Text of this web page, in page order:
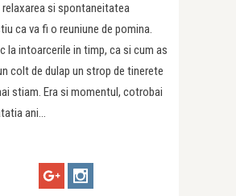
si spontaneitatea
ca va fi o reuniune de pomina.
la intoarcerile in timp, ca si cum as
colt de dulap un strop de tinerete
stiam. Era si momentul, cotrobai
ani…